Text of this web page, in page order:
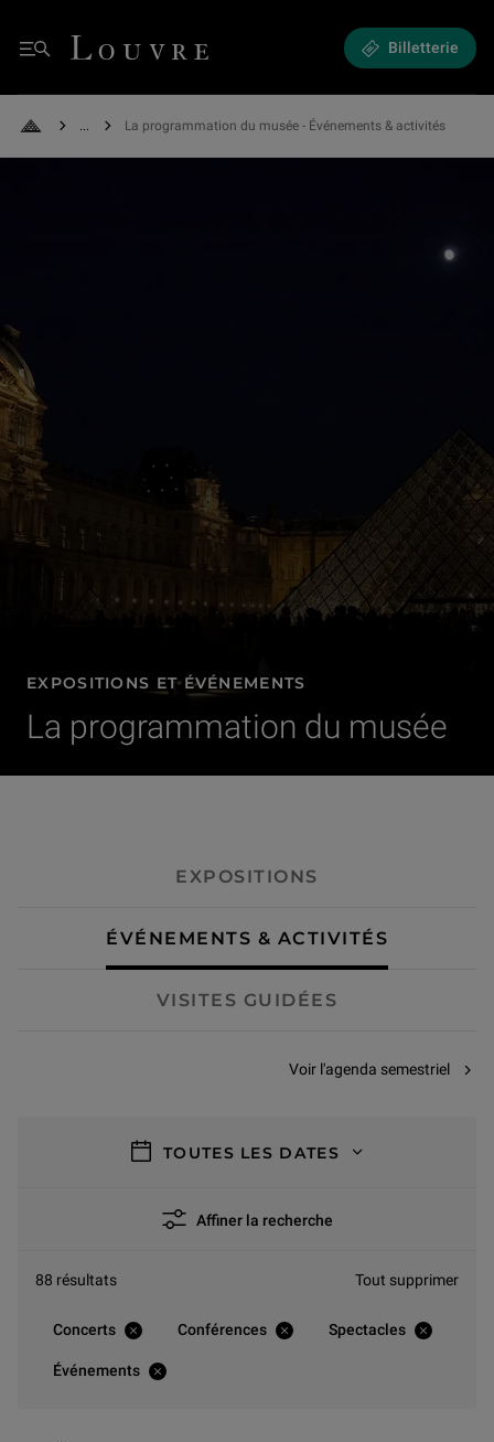
Menu
Louvre - Retour à l'accueil Billetterie
Retour à l'accueil
See all breadcrumbs
La programmation du musée - Événements & activités
EXPOSITIONS ET ÉVÉNEMENTS
La programmation du musée
EXPOSITIONS
ÉVÉNEMENTS & ACTIVITÉS
VISITES GUIDÉES
Voir l'agenda semestriel
TOUTES LES DATES
Affiner la recherche
88 résultats Tout supprimer
Concerts Conférences Spectacles
Événements